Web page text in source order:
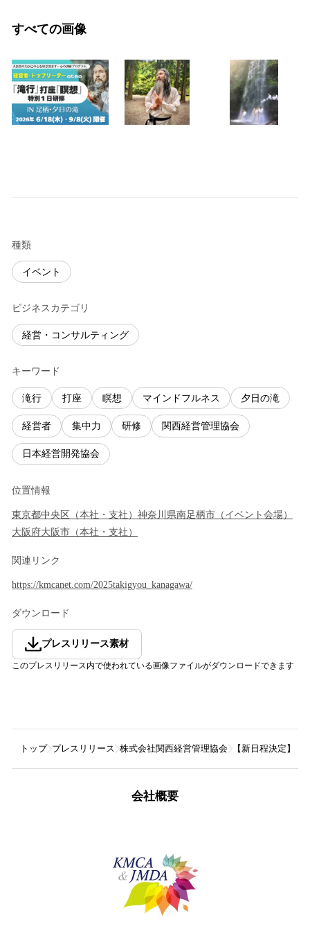
すべての画像
種類
イベント
ビジネスカテゴリ
経営・コンサルティング
キーワード
滝行 打座 瞑想 マインドフルネス 夕日の滝
経営者 集中力 研修 関西経営管理協会
日本経営開発協会
位置情報
東京都中央区 （本社・支社 ） 神奈川県南足柄市 （ イベント会場）
大阪府大阪市 （本社・支社 ）
関連リンク
https://kmcanet.com/2025takigyou_kanagawa/
ダウンロード
プレスリリース素材
このプレスリリース内で使われている画像ファイルがダウンロードできます
トップ プレスリリース 株式会社関西経営管理協会 【新日程決定】
会社概要